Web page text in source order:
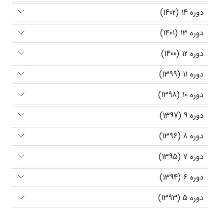
دوره 14 (1402)
دوره 13 (1401)
دوره 12 (1400)
دوره 11 (1399)
دوره 10 (1398)
دوره 9 (1397)
دوره 8 (1396)
دوره 7 (1395)
دوره 6 (1394)
دوره 5 (1393)